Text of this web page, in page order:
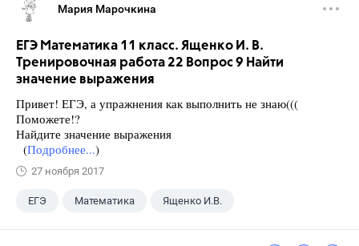
Мария Марочкина
ЕГЭ Математика 11 класс. Ященко И. В.
Тренировочная работа 22 Вопрос 9 Найти
значение выражения
Привет! ЕГЭ, а упражнения как выполнить не знаю(((
Поможете!?
Найдите значение выражения
(Подробнее...)
27 ноября 2017
ЕГЭ Математика Ященко И.В.